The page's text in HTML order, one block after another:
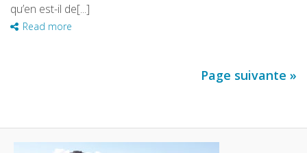
qu’en est-il de[...]
Read more
Page suivante »